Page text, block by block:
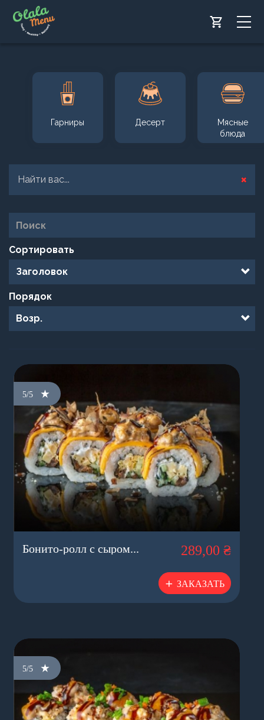
/index.php
к
основному
Гарниры Десерт
Мясные
блюда
×
Статус
Найти вас...
Сортировать
Порядок
5/5
ЗАКАЗАТЬ
289,00 ₴
Бонито-ролл с сыром...
5/5